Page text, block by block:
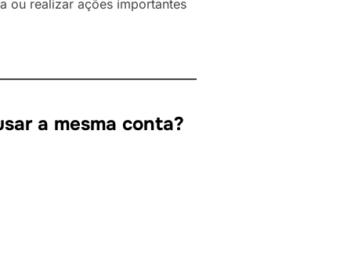
ou realizar ações importantes
a mesma conta?